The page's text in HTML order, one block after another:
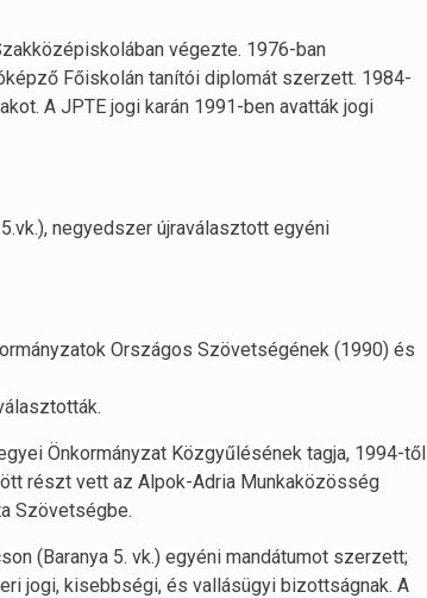
végezte. 1976-ban
Főiskolán tanítói diplomát szerzett. 1984-
A JPTE jogi karán 1991-ben avatták jogi
negyedszer újraválasztott egyéni
Országos Szövetségének (1990) és
Önkormányzat Közgyűlésének tagja, 1994-től
részt vett az Alpok-Adria Munkaközösség
Szövetségbe.
(Baranya 5. vk.) egyéni mandátumot szerzett;
jogi, kisebbségi, és vallásügyi bizottságnak. A